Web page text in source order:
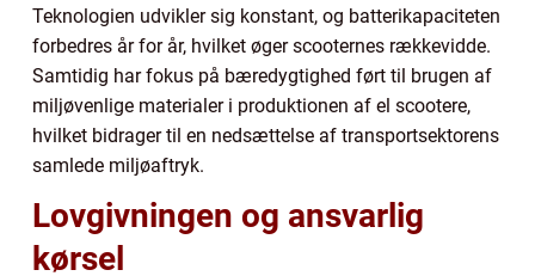
Teknologien udvikler sig konstant, og batterikapaciteten
forbedres år for år, hvilket øger scooternes rækkevidde.
Samtidig har fokus på bæredygtighed ført til brugen af
miljøvenlige materialer i produktionen af el scootere,
hvilket bidrager til en nedsættelse af transportsektorens
samlede miljøaftryk.
Lovgivningen og ansvarlig
kørsel